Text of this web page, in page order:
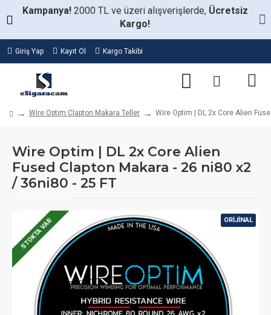
Kampanya! 2000 TL ve üzeri alışverişlerde, Ücretsiz
Kargo!
Giriş Yap Kayıt Ol Kargo Takibi
Wire Optim Clapton Makara Teller Wire Optim | DL 2x Core Alien
Wire Optim | DL 2x Core Alien
Fused Clapton Makara - 26 ni80 x2
/ 36ni80 - 25 FT
STOKTA VAR ORIJINAL